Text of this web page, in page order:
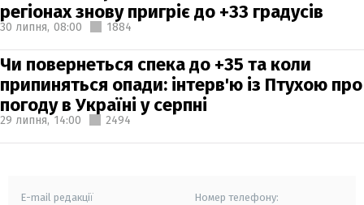
регіонах знову пригріє до +33 градусів
30 липня, 08:00 1884
Чи повернеться спека до +35 та коли
припиняться опади: інтерв'ю із Птухою про
погоду в Україні у серпні
29 липня, 14:00 2494
E-mail редакції Номер телефону: